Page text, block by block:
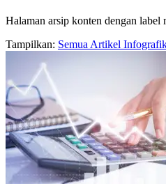
Halaman arsip konten dengan label
Tampilkan: Semua Artikel